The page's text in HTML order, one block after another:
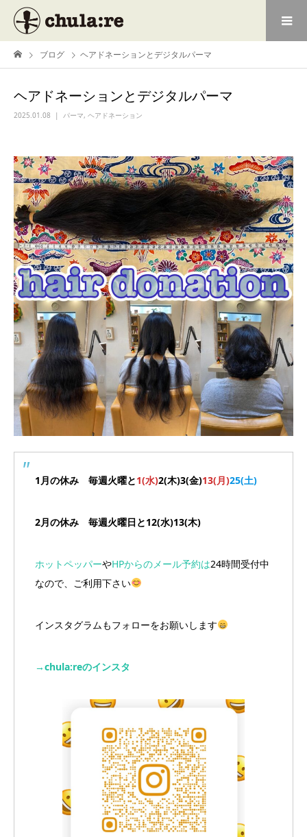
ブログ ヘアドネーションとデジタルパーマ
ヘアドネーションとデジタルパーマ
2025.01.08 パーマ, ヘアドネーション
1月の休み 毎週火曜と1(水)2(木)3(金)13(月)25(土)
2月の休み 毎週火曜日と12(水)13(木)
ホットペッパーやHPからのメール予約は24時間受付中
なので、ご利用下さい
インスタグラムもフォローをお願いします
→chula:reのインスタ